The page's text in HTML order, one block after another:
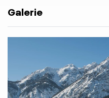
Galerie